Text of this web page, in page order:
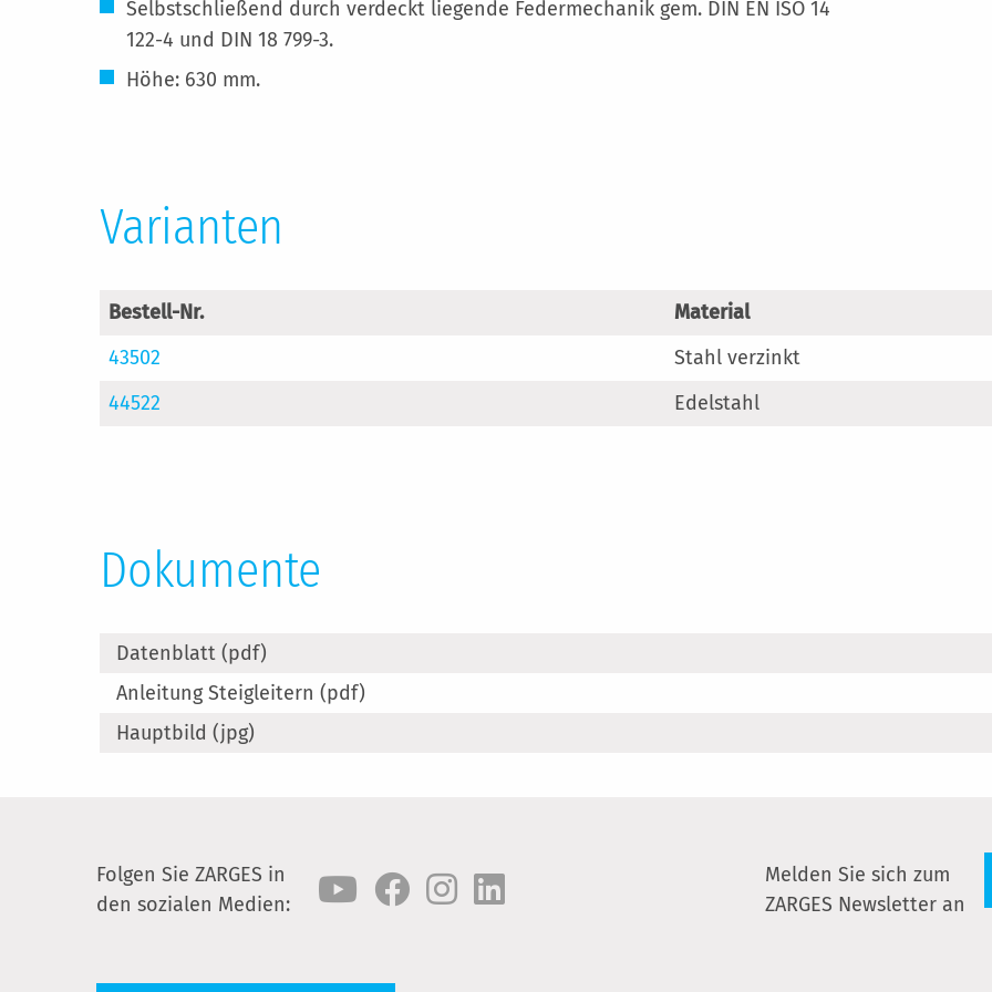
Selbstschließend durch verdeckt liegende Federmechanik gem. DIN EN ISO 14
122-4 und DIN 18 799-3.
Höhe: 630 mm.
Varianten
Bestell-Nr.
Material
43502
Stahl verzinkt
44522
Edelstahl
Dokumente
Datenblatt (pdf)
Anleitung Steigleitern (pdf)
Hauptbild (jpg)
Folgen Sie ZARGES in
den sozialen Medien:
Melden Sie sich zum
ZARGES Newsletter an